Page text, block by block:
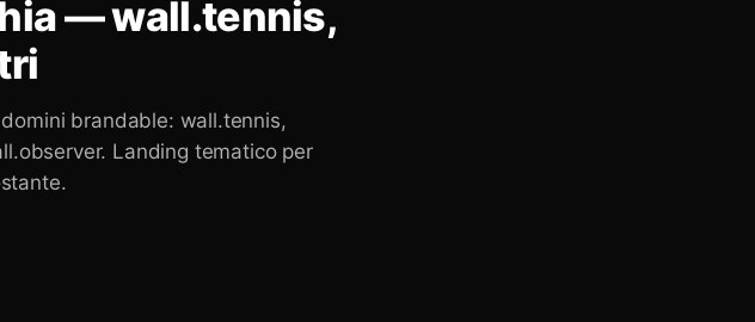
— wall.tennis,
brandable: wall.tennis,
Landing tematico per